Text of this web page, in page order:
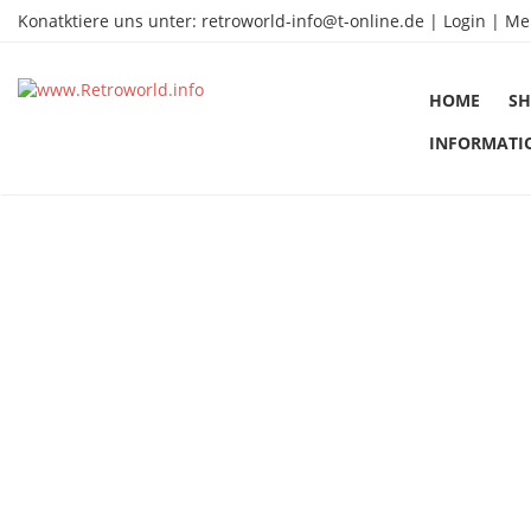
Konatktiere uns unter: retroworld-info@t-online.de | Login |
HOME